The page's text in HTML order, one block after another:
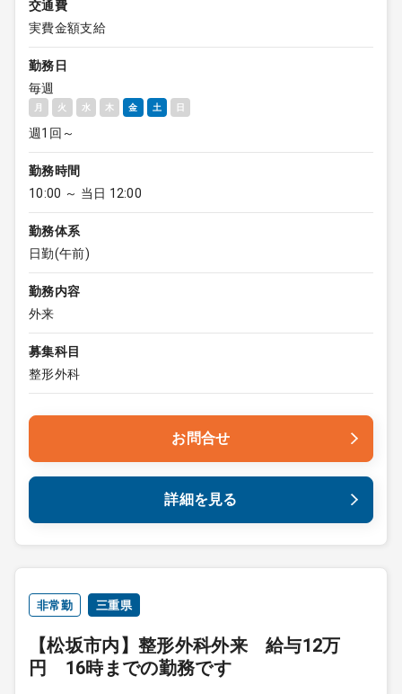
交通費
実費金額支給
勤務日
毎週
月 火 水 木 金 土 日
週1回～
勤務時間
10:00 ～ 当日 12:00
勤務体系
日勤(午前)
勤務内容
外来
募集科目
整形外科
お問合せ
詳細を見る
非常勤 三重県
【松坂市内】整形外科外来 給与12万
円 16時までの勤務です